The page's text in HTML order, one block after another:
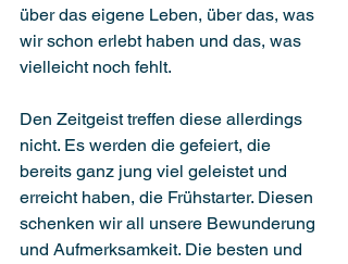
über das eigene Leben, über das, was
wir schon erlebt haben und das, was
vielleicht noch fehlt.
Den Zeitgeist treffen diese allerdings
nicht. Es werden die gefeiert, die
bereits ganz jung viel geleistet und
erreicht haben, die Frühstarter. Diesen
schenken wir all unsere Bewunderung
und Aufmerksamkeit. Die besten und